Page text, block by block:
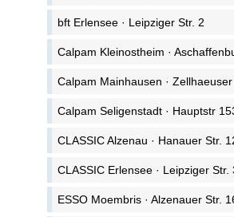
bft Erlensee · Leipziger Str. 2
Calpam Kleinostheim ·
Calpam Mainhausen ·
Calpam Seligenstadt · Hauptstr
CLASSIC Alzenau · Hanauer Str.
CLASSIC Erlensee · Leipziger Str.
ESSO Moembris · Alzenauer Str.